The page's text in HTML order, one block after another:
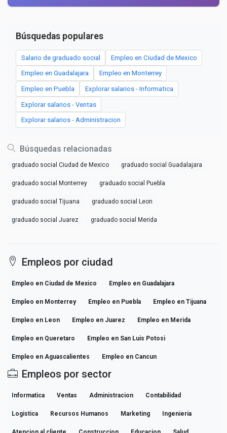
Búsquedas populares
Salario de graduado social Empleo en Ciudad de Mexico
Empleo en Guadalajara Empleo en Monterrey
Empleo en Puebla Explorar salarios - Informatica
Explorar salarios - Ventas
Explorar salarios - Administracion
Búsquedas relacionadas
graduado social Ciudad de Mexico graduado social Guadalajara
graduado social Monterrey graduado social Puebla
graduado social Tijuana graduado social Leon
graduado social Juarez graduado social Merida
Empleos por ciudad
Empleo en Ciudad de Mexico Empleo en Guadalajara
Empleo en Monterrey Empleo en Puebla Empleo en Tijuana
Empleo en Leon Empleo en Juarez Empleo en Merida
Empleo en Queretaro Empleo en San Luis Potosi
Empleo en Aguascalientes Empleo en Cancun
Empleos por sector
Informatica Ventas Administracion Contabilidad
Logistica Recursos Humanos Marketing Ingenieria